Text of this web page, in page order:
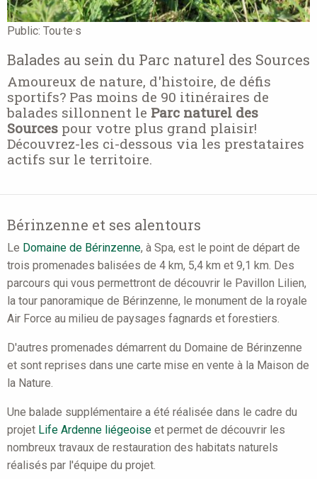
Public: Tou·te·s
Balades au sein du Parc naturel des Sources
Amoureux de nature, d'histoire, de défis
sportifs? Pas moins de 90 itinéraires de
balades sillonnent le Parc naturel des
Sources pour votre plus grand plaisir!
Découvrez-les ci-dessous via les prestataires
actifs sur le territoire.
Bérinzenne et ses alentours
Le Domaine de Bérinzenne, à Spa, est le point de départ de
trois promenades balisées de 4 km, 5,4 km et 9,1 km. Des
parcours qui vous permettront de découvrir le Pavillon Lilien,
la tour panoramique de Bérinzenne, le monument de la royale
Air Force au milieu de paysages fagnards et forestiers.
D'autres promenades démarrent du Domaine de Bérinzenne
et sont reprises dans une carte mise en vente à la Maison de
la Nature.
Une balade supplémentaire a été réalisée dans le cadre du
projet Life Ardenne liégeoise et permet de découvrir les
nombreux travaux de restauration des habitats naturels
réalisés par l'équipe du projet.